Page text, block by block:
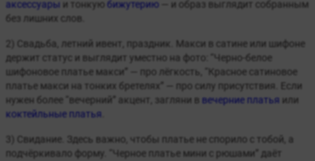
аксессуары и тонкую бижутерию — и образ выглядит собранным
без лишних слов.
2) Свадьба, летний ивент, праздник. Макси в сатине или шифоне
держит статус и выглядит уместно на фото: “Черно-белое
шифоновое платье макси” — про лёгкость, “Красное сатиновое
платье макси на тонких бретелях” — про силу присутствия. Если
нужен более “вечерний” акцент, загляни в вечерние платья или
коктейльные платья
3) Свидание. Здесь важно, чтобы платье не спорило с тобой, а
подчёркивало форму. “Черное платье мини с рюшами” даёт